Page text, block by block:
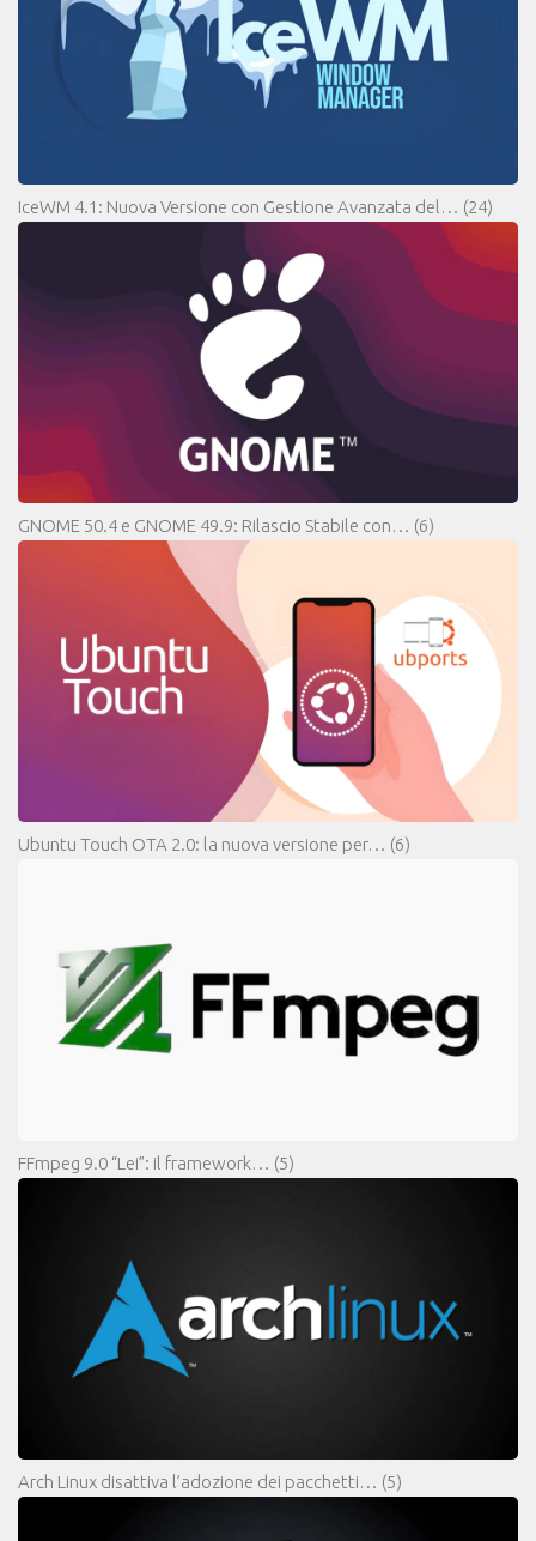
IceWM 4.1: Nuova Versione con Gestione Avanzata del… (24)
GNOME 50.4 e GNOME 49.9: Rilascio Stabile con… (6)
Ubuntu Touch OTA 2.0: la nuova versione per… (6)
FFmpeg 9.0 “Lei”: il framework… (5)
Arch Linux disattiva l’adozione dei pacchetti… (5)